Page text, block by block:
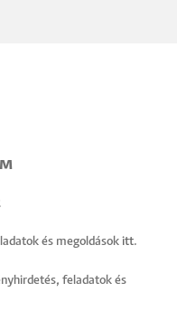
és megoldások itt.
feladatok és